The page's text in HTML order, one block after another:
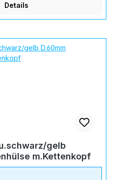
Details
gelb
m.Kettenkopf